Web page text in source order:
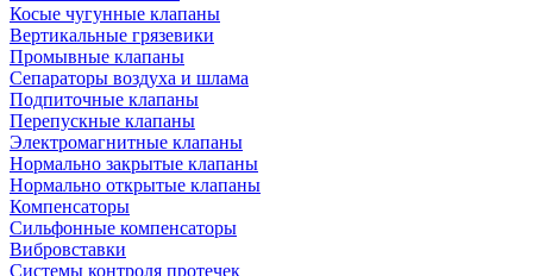
Косые чугунные клапаны
Вертикальные грязевики
Промывные клапаны
Сепараторы воздуха и шлама
Подпиточные клапаны
Перепускные клапаны
Электромагнитные клапаны
Нормально закрытые клапаны
Нормально открытые клапаны
Компенсаторы
Сильфонные компенсаторы
Вибровставки
Системы контроля протечек